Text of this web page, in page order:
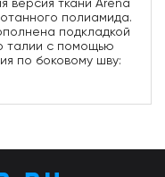
полиамида.
подкладкой
талии с помощью
по боковому шву: